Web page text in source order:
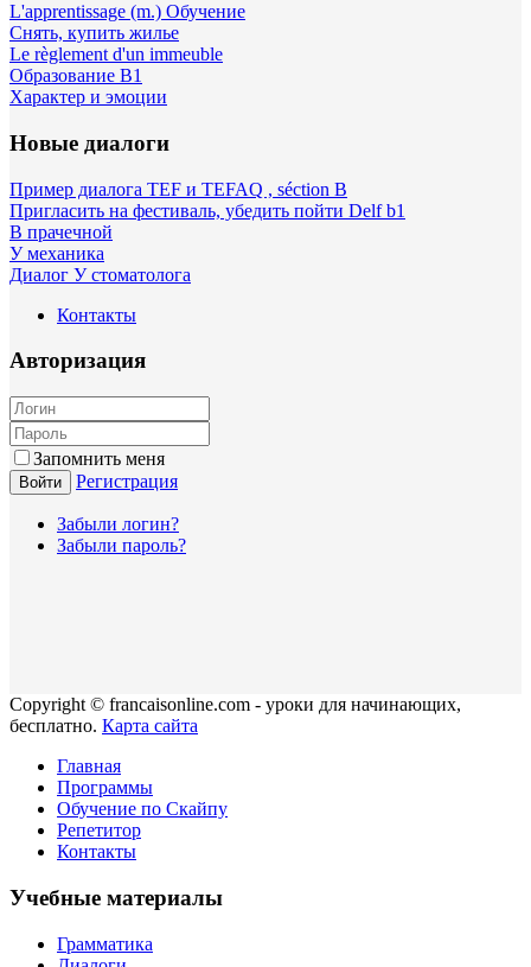
L'apprentissage (m.) Обучение
Снять, купить жилье
Le règlement d'un immeuble
Образование B1
Характер и эмоции
Новые диалоги
Пример диалога TEF и TEFAQ , séction B
Пригласить на фестиваль, убедить пойти Delf b1
В прачечной
У механика
Диалог У стоматолога
Контакты
Авторизация
Запомнить меня
Войти Регистрация
Забыли логин?
Забыли пароль?
Copyright © francaisonline.com - уроки для начинающих,
бесплатно. Карта сайта
Главная
Программы
Обучение по Скайпу
Репетитор
Контакты
Учебные материалы
Грамматика